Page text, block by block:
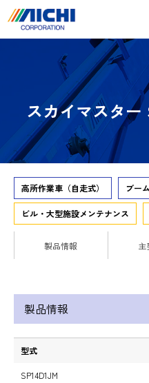
スカイマスター
高所作業車（自走式） ブー
ビル・大型施設メンテナンス
製品情報 主
製品情報
型式
SP14D1JM